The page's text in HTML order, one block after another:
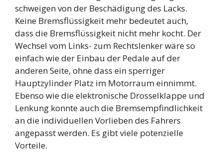
schweigen von der Beschädigung des Lacks.
Keine Bremsflüssigkeit mehr bedeutet auch,
dass die Bremsflüssigkeit nicht mehr kocht. Der
Wechsel vom Links- zum Rechtslenker wäre so
einfach wie der Einbau der Pedale auf der
anderen Seite, ohne dass ein sperriger
Hauptzylinder Platz im Motorraum einnimmt.
Ebenso wie die elektronische Drosselklappe und
Lenkung konnte auch die Bremsempfindlichkeit
an die individuellen Vorlieben des Fahrers
angepasst werden. Es gibt viele potenzielle
Vorteile.